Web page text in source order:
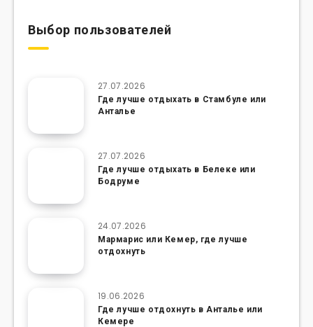
Выбор пользователей
27.07.2026
Где лучше отдыхать в Стамбуле или
Анталье
27.07.2026
Где лучше отдыхать в Белеке или
Бодруме
24.07.2026
Мармарис или Кемер, где лучше
отдохнуть
19.06.2026
Где лучше отдохнуть в Анталье или
Кемере